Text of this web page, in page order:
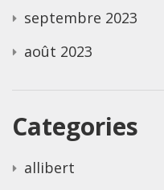
septembre 2023
août 2023
Categories
allibert